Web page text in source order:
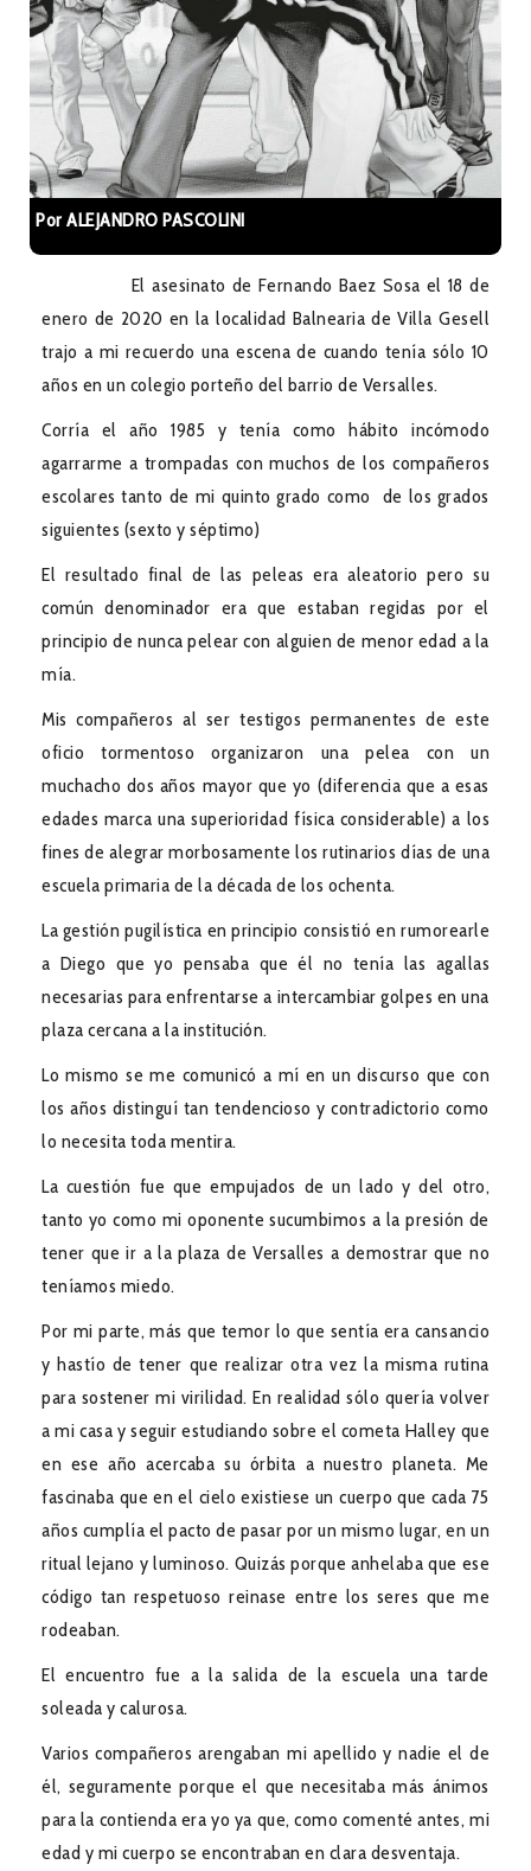
Por ALEJANDRO PASCOLINI
El asesinato de Fernando Baez Sosa el 18 de
enero de 2020 en la localidad Balnearia de Villa Gesell
trajo a mi recuerdo una escena de cuando tenía sólo 10
años en un colegio porteño del barrio de Versalles.
Corría el año 1985 y tenía como hábito incómodo
agarrarme a trompadas con muchos de los compañeros
escolares tanto de mi quinto grado como de los grados
siguientes (sexto y séptimo)
El resultado final de las peleas era aleatorio pero su
común denominador era que estaban regidas por el
principio de nunca pelear con alguien de menor edad a la
mía.
Mis compañeros al ser testigos permanentes de este
oficio tormentoso organizaron una pelea con un
muchacho dos años mayor que yo (diferencia que a esas
edades marca una superioridad física considerable) a los
fines de alegrar morbosamente los rutinarios días de una
escuela primaria de la década de los ochenta.
La gestión pugilística en principio consistió en rumorearle
a Diego que yo pensaba que él no tenía las agallas
necesarias para enfrentarse a intercambiar golpes en una
plaza cercana a la institución.
Lo mismo se me comunicó a mí en un discurso que con
los años distinguí tan tendencioso y contradictorio como
lo necesita toda mentira.
La cuestión fue que empujados de un lado y del otro,
tanto yo como mi oponente sucumbimos a la presión de
tener que ir a la plaza de Versalles a demostrar que no
teníamos miedo.
Por mi parte, más que temor lo que sentía era cansancio
y hastío de tener que realizar otra vez la misma rutina
para sostener mi virilidad. En realidad sólo quería volver
a mi casa y seguir estudiando sobre el cometa Halley que
en ese año acercaba su órbita a nuestro planeta. Me
fascinaba que en el cielo existiese un cuerpo que cada 75
años cumplía el pacto de pasar por un mismo lugar, en un
ritual lejano y luminoso. Quizás porque anhelaba que ese
código tan respetuoso reinase entre los seres que me
rodeaban.
El encuentro fue a la salida de la escuela una tarde
soleada y calurosa.
Varios compañeros arengaban mi apellido y nadie el de
él, seguramente porque el que necesitaba más ánimos
para la contienda era yo ya que, como comenté antes, mi
edad y mi cuerpo se encontraban en clara desventaja.